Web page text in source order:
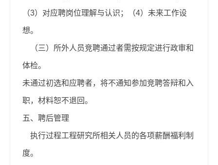
（3）对应聘岗位理解与认识；（4）未来工作设
想。
（三）所外人员竞聘通过者需按规定进行政审和
体检。
未通过初选和应聘者，将不通知参加竞聘答辩和入
职，材料恕不退回。
五、聘后管理
执行过程工程研究所相关人员的各项薪酬福利制
度。